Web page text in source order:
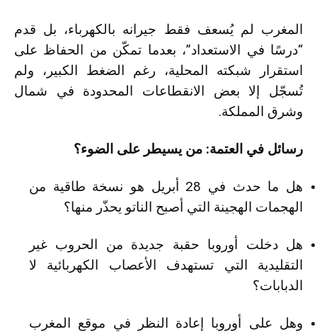
المغرب لم يُسعف فقط جيرانه بالكهرباء، بل قدم
“درسًا في الاستعداد”، بعدما تمكّن من الحفاظ على
استقرار شبكته المحلية، رغم الضغط الكبير، ولم
تُسجّل إلا بعض الانقطاعات المحدودة في شمال
وشرق المملكة.
رسائل في العتمة: من يسيطر على الضوء؟
هل ما حدث في 28 أبريل هو نسخة طاقية من
الهجمات الهجينة التي أصبح الناتو يحذّر منها؟
هل دخلت أوروبا حقبة جديدة من الحروب غير
التقليدية التي تستهدف الأعصاب الكهربائية لا
الدبابات؟
وهل على أوروبا إعادة النظر في موقع المغرب